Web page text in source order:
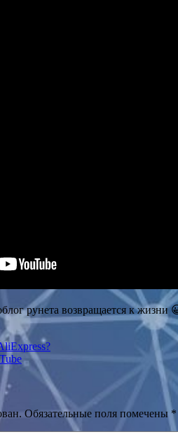
рунета возвращается к жизни
Обязательные поля помечены *